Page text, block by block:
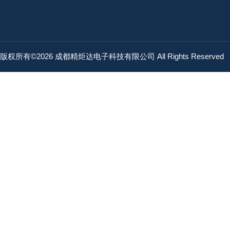
版权所有©2026 成都精炬达电子科技有限公司 All Rights Reserved